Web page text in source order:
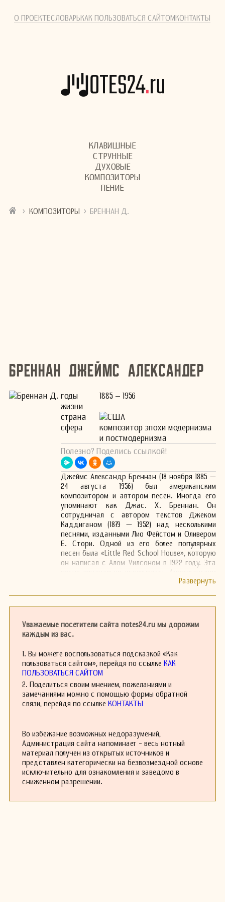
О ПРОЕКТЕСЛОВАРЬКАК ПОЛЬЗОВАТЬСЯ САЙТОМКОНТАКТЫ
КЛАВИШНЫЕ
СТРУННЫЕ
ДУХОВЫЕ
КОМПОЗИТОРЫ
ПЕНИЕ
› КОМПОЗИТОРЫ › БРЕННАН Д.
Бреннан Джеймс Александер
годы
жизни
1885 – 1956
страна
США
сфера
композитор эпохи модернизма
и постмодернизма
Полезно? Поделись ссылкой!
Джеймс Александр Бреннан (18 ноября 1885 —
24 августа 1956) был американским
композитором и автором песен. Иногда его
упоминают как Джас. Х. Бреннан. Он
сотрудничал с автором текстов Джеком
Каддиганом (1879 — 1952) над несколькими
песнями, изданными Лио Фейстом и Оливером
Е. Стори. Одной из его более популярных
песен была «Little Red School House», которую
он написал с Алом Уилсоном в 1922 году. Эта
квартетом, а также дуэтом The Happiness
лет с Редом Фоли, а затем в 16 лет с Перри
Комо.
Массачусетс. Он учился в Нормальной
художественной школе Массачусетса. Во
время Первой мировой войны он работал
комиссии США.
Джеймс Бреннан скончался 24 августа 1956
года в Миддлборо, штат Массачусетс.
Уважаемые посетители сайта notes24.ru мы дорожим
каждым из вас.
1. Вы можете воспользоваться подсказкой «Как
пользоваться сайтом», перейдя по ссылке КАК
ПОЛЬЗОВАТЬСЯ САЙТОМ
2. Поделиться своим мнением, пожеланиями и
замечаниями можно с помощью формы обратной
связи, перейдя по ссылке КОНТАКТЫ
Во избежание возможных недоразумений,
Администрация сайта напоминает - весь нотный
материал получен из открытых источников и
представлен категорически на безвозмездной основе
исключительно для ознакомления и заведомо в
сниженном разрешении.